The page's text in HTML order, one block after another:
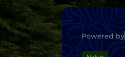
Powered by